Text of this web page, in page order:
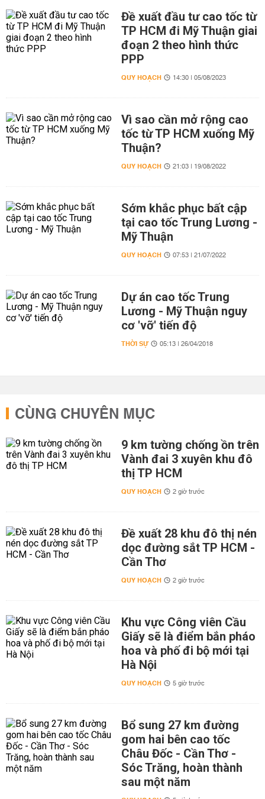
Đề xuất đầu tư cao tốc từ
TP HCM đi Mỹ Thuận giai
đoạn 2 theo hình thức
PPP
QUY HOẠCH 14:30 | 05/08/2023
Vì sao cần mở rộng cao
tốc từ TP HCM xuống Mỹ
Thuận?
QUY HOẠCH 21:03 | 19/08/2022
Sớm khắc phục bất cập
tại cao tốc Trung Lương -
Mỹ Thuận
QUY HOẠCH 07:53 | 21/07/2022
Dự án cao tốc Trung
Lương - Mỹ Thuận nguy
cơ 'vỡ' tiến độ
THỜI SỰ 05:13 | 26/04/2018
CÙNG CHUYÊN MỤC
9 km tường chống ồn trên
Vành đai 3 xuyên khu đô
thị TP HCM
QUY HOẠCH 2 giờ trước
Đề xuất 28 khu đô thị nén
dọc đường sắt TP HCM -
Cần Thơ
QUY HOẠCH 2 giờ trước
Khu vực Công viên Cầu
Giấy sẽ là điểm bắn pháo
hoa và phố đi bộ mới tại
Hà Nội
QUY HOẠCH 5 giờ trước
Bổ sung 27 km đường
gom hai bên cao tốc
Châu Đốc - Cần Thơ -
Sóc Trăng, hoàn thành
sau một năm